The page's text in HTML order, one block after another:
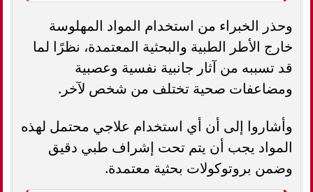
وحذر الخبراء من استخدام المواد المهلوسة
خارج الأطر الطبية والبحثية المعتمدة، نظرًا لما
قد تسببه من آثار جانبية نفسية وعصبية
ومضاعفات صحية تختلف من شخص لآخر.
وأشاروا إلى أن أي استخدام علاجي محتمل لهذه
المواد يجب أن يتم تحت إشراف طبي دقيق
وضمن بروتوكولات بحثية معتمدة.